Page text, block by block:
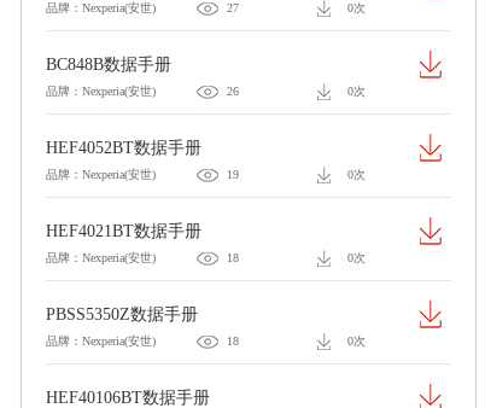
品牌：Nexperia(安世) 27 0次
BC848B数据手册
品牌：Nexperia(安世) 26 0次
HEF4052BT数据手册
品牌：Nexperia(安世) 19 0次
HEF4021BT数据手册
品牌：Nexperia(安世) 18 0次
PBSS5350Z数据手册
品牌：Nexperia(安世) 18 0次
HEF40106BT数据手册